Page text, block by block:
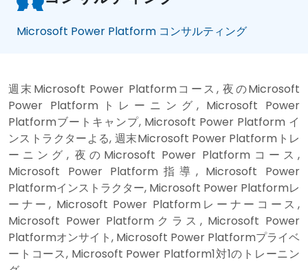
Microsoft Power Platform コンサルティング
週末Microsoft Power Platformコース, 夜のMicrosoft
Power Platformトレーニング, Microsoft Power
Platformブートキャンプ, Microsoft Power Platform イ
ンストラクターよる, 週末Microsoft Power Platformトレ
ーニング, 夜のMicrosoft Power Platformコース,
Microsoft Power Platform指導, Microsoft Power
Platformインストラクター, Microsoft Power Platformレ
ーナー, Microsoft Power Platformレーナーコース,
Microsoft Power Platformクラス, Microsoft Power
Platformオンサイト, Microsoft Power Platformプライベ
ートコース, Microsoft Power Platform1対1のトレーニン